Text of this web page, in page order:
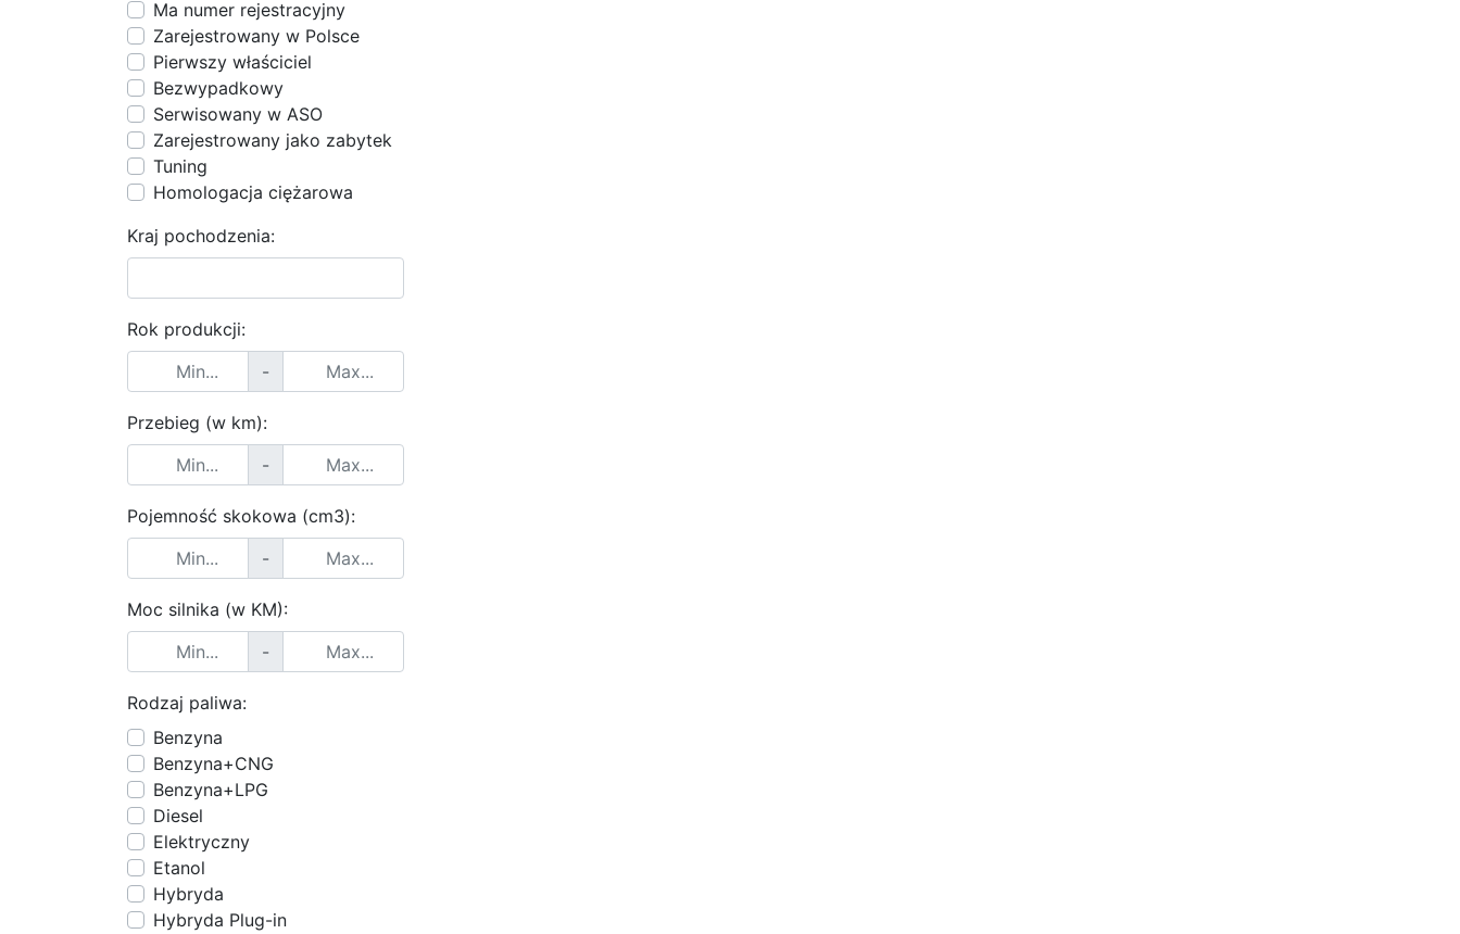
Ma numer rejestracyjny
Zarejestrowany w Polsce
Pierwszy właściciel
Bezwypadkowy
Serwisowany w ASO
Zarejestrowany jako zabytek
Tuning
Homologacja ciężarowa
Kraj pochodzenia:
Rok produkcji:
-
Przebieg (w km):
-
Pojemność skokowa (cm3):
-
Moc silnika (w KM):
-
Rodzaj paliwa:
Benzyna
Benzyna+CNG
Benzyna+LPG
Diesel
Elektryczny
Etanol
Hybryda
Hybryda Plug-in